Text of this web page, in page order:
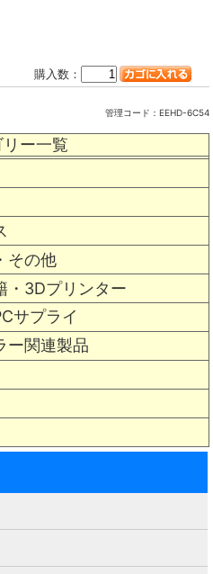
リー一覧
その他
・3Dプリンター
サプライ
ー関連製品
購入数：
管理コード： EEHD-6C54